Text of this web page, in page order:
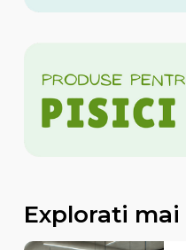
Explorati